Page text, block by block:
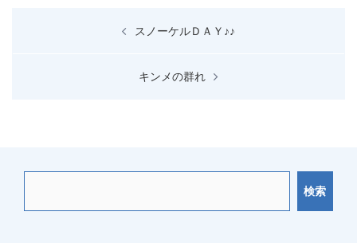
ョ
スノーケルＤＡＹ♪♪
キンメの群れ
検索